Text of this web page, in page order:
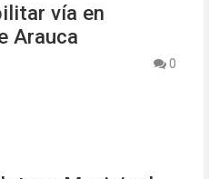
vía en
Arauca
0